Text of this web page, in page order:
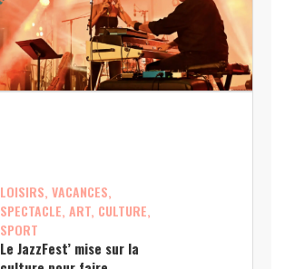
LOISIRS, VACANCES,
SPECTACLE, ART, CULTURE,
SPORT
Le JazzFest’ mise sur la